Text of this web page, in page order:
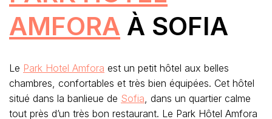
AMFORA À SOFIA
Le Park Hotel Amfora est un petit hôtel aux belles
chambres, confortables et très bien équipées. Cet hôtel
situé dans la banlieue de Sofia, dans un quartier calme
tout près d’un très bon restaurant. Le Park Hôtel Amfora